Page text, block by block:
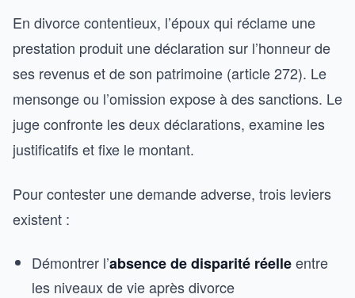
En divorce contentieux, l’époux qui réclame une
prestation produit une déclaration sur l’honneur de
ses revenus et de son patrimoine (article 272). Le
mensonge ou l’omission expose à des sanctions. Le
juge confronte les deux déclarations, examine les
justificatifs et fixe le montant.
Pour contester une demande adverse, trois leviers
existent :
Démontrer l’absence de disparité réelleentre
les niveaux de vie après divorce